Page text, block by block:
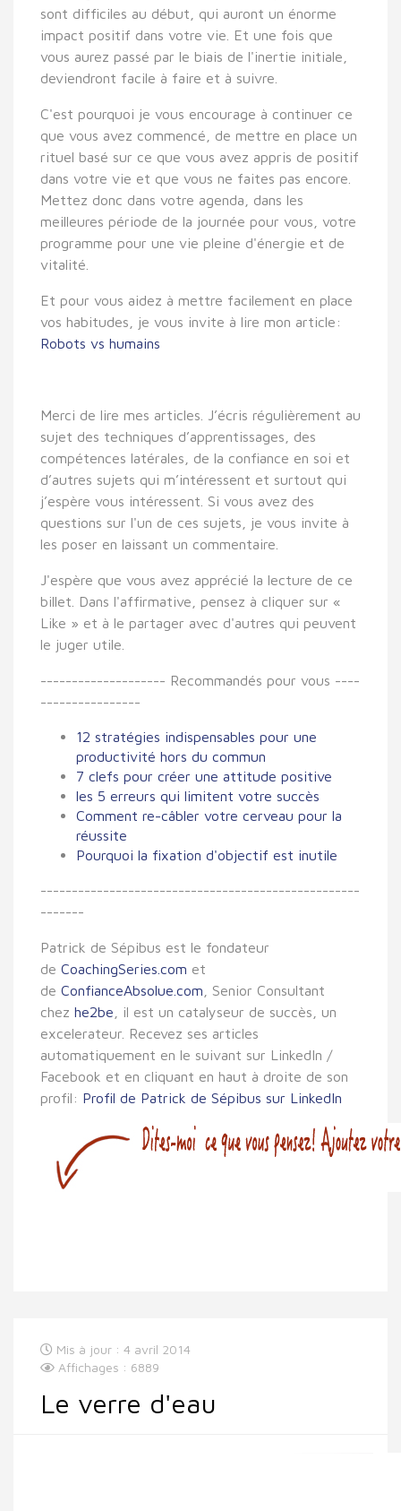
sont difficiles au début, qui auront un énorme
impact positif dans votre vie. Et une fois que
vous aurez passé par le biais de l'inertie initiale,
deviendront facile à faire et à suivre.
C'est pourquoi je vous encourage à continuer ce
que vous avez commencé, de mettre en place un
rituel basé sur ce que vous avez appris de positif
dans votre vie et que vous ne faites pas encore.
Mettez donc dans votre agenda, dans les
meilleures période de la journée pour vous, votre
programme pour une vie pleine d'énergie et de
vitalité.
Et pour vous aidez à mettre facilement en place
vos habitudes, je vous invite à lire mon article:
Robots vs humains
Merci de lire mes articles. J’écris régulièrement au
sujet des techniques d’apprentissages, des
compétences latérales, de la confiance en soi et
d’autres sujets qui m’intéressent et surtout qui
j’espère vous intéressent. Si vous avez des
questions sur l'un de ces sujets, je vous invite à
les poser en laissant un commentaire.
J'espère que vous avez apprécié la lecture de ce
billet. Dans l'affirmative, pensez à cliquer sur «
Like » et à le partager avec d'autres qui peuvent
le juger utile.
-------------------- Recommandés pour vous ----
----------------
12 stratégies indispensables pour une
productivité hors du commun
7 clefs pour créer une attitude positive
les 5 erreurs qui limitent votre succès
Comment re-câbler votre cerveau pour la
réussite
Pourquoi la fixation d'objectif est inutile
---------------------------------------------------
-------
Patrick de Sépibus est le fondateur
de CoachingSeries.com et
de ConfianceAbsolue.com , Senior Consultant
chez he2be , il est un catalyseur de succès, un
excelerateur. Recevez ses articles
automatiquement en le suivant sur LinkedIn /
Facebook et en cliquant en haut à droite de son
profil: Profil de Patrick de Sépibus sur LinkedIn
Mis à jour : 4 avril 2014
Affichages : 6889
Le verre d'eau